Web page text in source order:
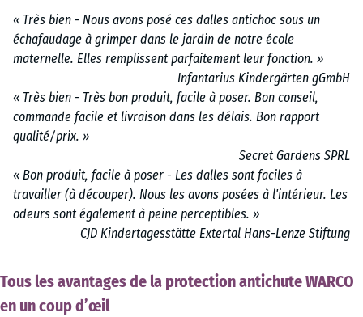
« Très bien - Nous avons posé ces dalles antichoc sous un
échafaudage à grimper dans le jardin de notre école
maternelle. Elles remplissent parfaitement leur fonction. »
Infantarius Kindergärten gGmbH
« Très bien - Très bon produit, facile à poser. Bon conseil,
commande facile et livraison dans les délais. Bon rapport
qualité/prix. »
Secret Gardens SPRL
« Bon produit, facile à poser - Les dalles sont faciles à
travailler (à découper). Nous les avons posées à l'intérieur. Les
odeurs sont également à peine perceptibles. »
CJD Kindertagesstätte Extertal Hans-Lenze Stiftung
Tous les avantages de la protection antichute WARCO
en un coup d’œil